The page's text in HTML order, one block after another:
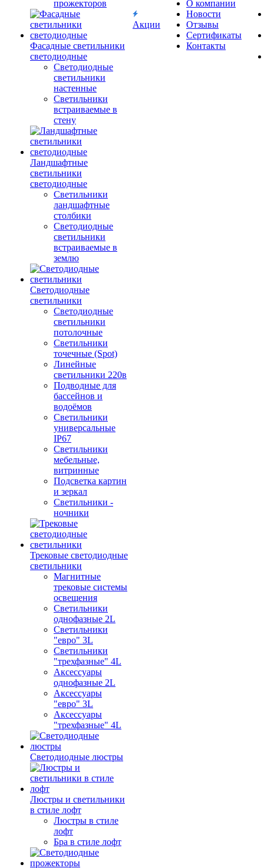
прожекторов
Фасадные светильники
светодиодные
Светодиодные
светильники
настенные
Светильники
встраиваемые в
стену
Ландшафтные
светильники
светодиодные
Светильники
ландшафтные
столбики
Светодиодные
светильники
встраиваемые в
землю
Светодиодные
светильники
Светодиодные
светильники
потолочные
Светильники
точечные (Spot)
Линейные
светильники 220в
Подводные для
бассейнов и
водоёмов
Светильники
универсальные
IP67
Светильники
мебельные,
витринные
Подсветка картин
и зеркал
Светильники -
ночники
Трековые светодиодные
светильники
Магнитные
трековые системы
освещения
Светильники
однофазные 2L
Светильники
"евро" 3L
Светильники
"трехфазные" 4L
Аксессуары
однофазные 2L
Аксессуары
"евро" 3L
Аксессуары
"трехфазные" 4L
Светодиодные люстры
Люстры и светильники
в стиле лофт
Люстры в стиле
лофт
Бра в стиле лофт
Акции
О компании
Новости
Отзывы
Сертификаты
Контакты